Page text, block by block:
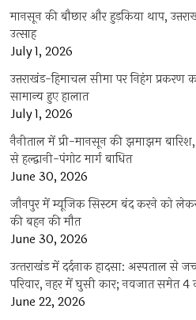
मानसून की बौछार और हुड़किया थाप,
उत्साह
July 1, 2026
उत्तराखंड-हिमाचल सीमा पर निहंग प्रकरण
सामान्य हुए हालात
July 1, 2026
नैनीताल में प्री-मानसून की झमाझम
से हल्द्वानी-पंगोट मार्ग बाधित
June 30, 2026
जौनपुर में म्यूजिक सिस्टम बंद करने को
की बहन की मौत
June 30, 2026
उत्‍तराखंड में दर्दनाक हादसा: अस्पताल से
परिवार, नहर में घुसी कार; नवजात समेत 4
June 22, 2026